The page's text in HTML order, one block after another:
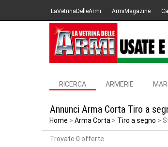
LaVetrinaDelleArmi ArmiMagazine
RICERCA ARMERIE
Annunci Arma Corta Tiro a
Home Arma Corta Tiro a segno
Trovate 0 offerte